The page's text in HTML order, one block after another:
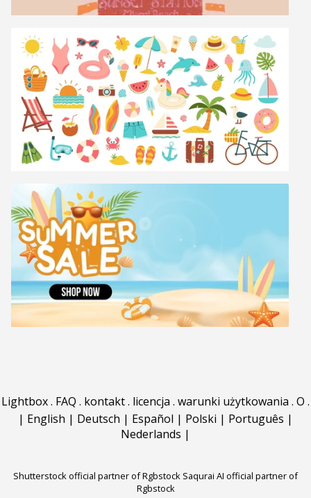
Lightbox. FAQ . kontakt. licencja . warunki użytkowania . O .
| English | Deutsch | Español | Polski | Português |
Nederlands |
Shutterstock official partner of Rgbstock Saqurai AI official partner of
Rgbstock